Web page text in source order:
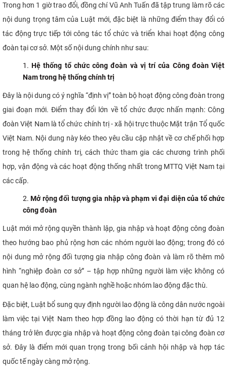
Trong hơn 1 giờ trao đổi, đồng chí Vũ Anh Tuấn đã tập trung làm rõ các
nội dung trọng tâm của Luật mới, đặc biệt là những điểm thay đổi có
tác động trực tiếp tới công tác tổ chức và triển khai hoạt động công
đoàn tại cơ sở. Một số nội dung chính như sau:
Hệ thống tổ chức công đoàn và vị trí của Công đoàn Việt
Nam trong hệ thống chính trị
Đây là nội dung có ý nghĩa “định vị” toàn bộ hoạt động công đoàn trong
giai đoạn mới. Điểm thay đổi lớn về tổ chức được nhấn mạnh: Công
đoàn Việt Nam là tổ chức chính trị - xã hội trực thuộc Mặt trận Tổ quốc
Việt Nam. Nội dung này kéo theo yêu cầu cập nhật về cơ chế phối hợp
trong hệ thống chính trị, cách thức tham gia các chương trình phối
hợp, vận động và các hoạt động thống nhất trong MTTQ Việt Nam tại
các cấp.
Mở rộng đối tượng gia nhập và phạm vi đại diện của tổ chức
công đoàn
Luật mới mở rộng quyền thành lập, gia nhập và hoạt động công đoàn
theo hướng bao phủ rộng hơn các nhóm người lao động; trong đó có
nội dung mở rộng đối tượng gia nhập công đoàn và làm rõ thêm mô
hình “nghiệp đoàn cơ sở” – tập hợp những người làm việc không có
quan hệ lao động, cùng ngành nghề hoặc nhóm lao động đặc thù.
Đặc biệt, Luật bổ sung quy định người lao động là công dân nước ngoài
làm việc tại Việt Nam theo hợp đồng lao động có thời hạn từ đủ 12
tháng trở lên được gia nhập và hoạt động công đoàn tại công đoàn cơ
sở. Đây là điểm mới quan trọng trong bối cảnh hội nhập và hợp tác
quốc tế ngày càng mở rộng.